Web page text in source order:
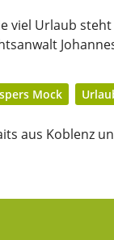
viel Urlaub
Mock
aus Koblenz